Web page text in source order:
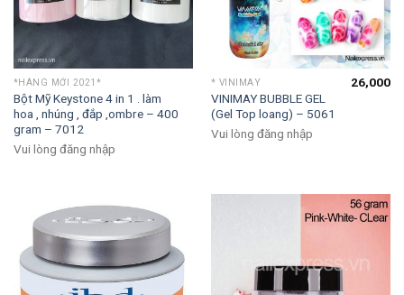
*HÀNG MỚI 2021*
Bột Mỹ Keystone 4 in 1 . làm
hoa , nhúng , đắp ,ombre – 400
gram – 7012
Vui lòng đăng nhập
* VINIMAY
VINIMAY BUBBLE GEL
(Gel Top loang) – 5061
26,000
Vui lòng đăng nhập